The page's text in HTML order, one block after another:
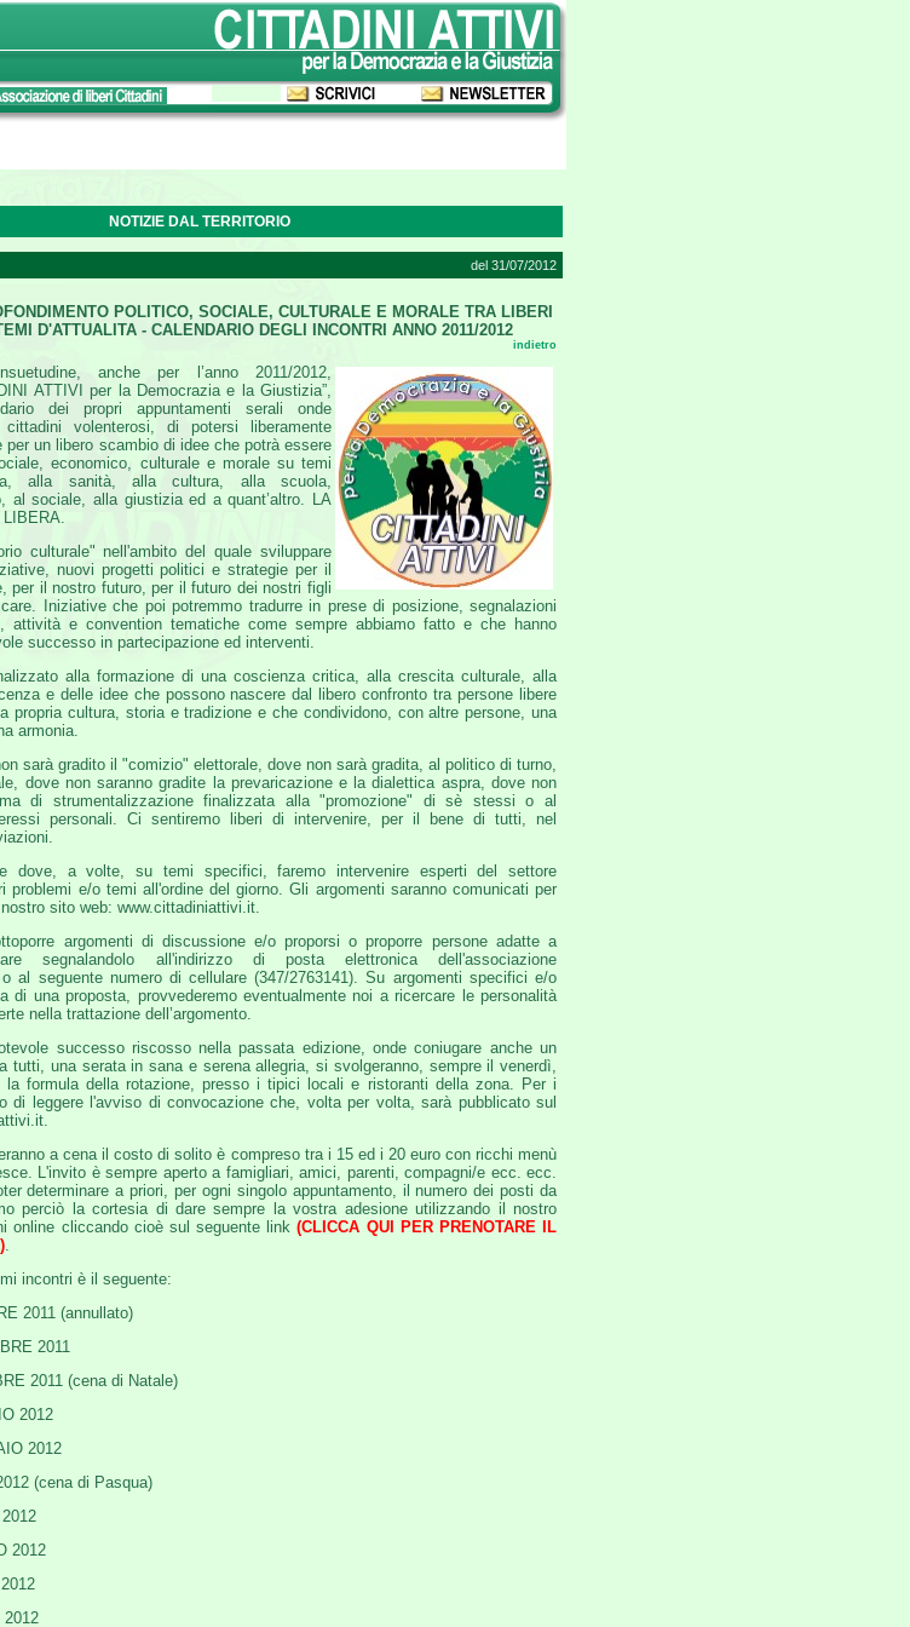
NOTIZIE DAL TERRITORIO
del 31/07/2012
POLITICO, SOCIALE, CULTURALE E MORALE TRA LIBERI
D'ATTUALITA - CALENDARIO DEGLI INCONTRI ANNO 2011/2012
indietro
anche per l’anno 2011/2012,
ATTIVI per la Democrazia e la Giustizia”,
dei propri appuntamenti serali onde
volenterosi, di potersi liberamente
per un libero scambio di idee che potrà essere
economico, culturale e morale su temi
alla sanità, alla cultura, alla scuola,
al sociale, alla giustizia ed a quant’altro. LA
LIBERA.
culturale" nell'ambito del quale sviluppare
nuovi progetti politici e strategie per il
per il nostro futuro, per il futuro dei nostri figli
Iniziative che poi potremmo tradurre in prese di posizione, segnalazioni
attività e convention tematiche come sempre abbiamo fatto e che hanno
successo in partecipazione ed interventi.
alla formazione di una coscienza critica, alla crescita culturale, alla
e delle idee che possono nascere dal libero confronto tra persone libere
propria cultura, storia e tradizione e che condividono, con altre persone, una
armonia.
sarà gradito il "comizio" elettorale, dove non sarà gradita, al politico di turno,
dove non saranno gradite la prevaricazione e la dialettica aspra, dove non
di strumentalizzazione finalizzata alla "promozione" di sè stessi o al
personali. Ci sentiremo liberi di intervenire, per il bene di tutti, nel
dove, a volte, su temi specifici, faremo intervenire esperti del settore
problemi e/o temi all'ordine del giorno. Gli argomenti saranno comunicati per
sito web: www.cittadiniattivi.it.
argomenti di discussione e/o proporsi o proporre persone adatte a
segnalandolo all'indirizzo di posta elettronica dell'associazione
al seguente numero di cellulare (347/2763141). Su argomenti specifici e/o
di una proposta, provvederemo eventualmente noi a ricercare le personalità
nella trattazione dell’argomento.
successo riscosso nella passata edizione, onde coniugare anche un
tutti, una serata in sana e serena allegria, si svolgeranno, sempre il venerdì,
formula della rotazione, presso i tipici locali e ristoranti della zona. Per i
di leggere l'avviso di convocazione che, volta per volta, sarà pubblicato sul
a cena il costo di solito è compreso tra i 15 ed i 20 euro con ricchi menù
L'invito è sempre aperto a famigliari, amici, parenti, compagni/e ecc. ecc.
determinare a priori, per ogni singolo appuntamento, il numero dei posti da
perciò la cortesia di dare sempre la vostra adesione utilizzando il nostro
online cliccando cioè sul seguente link(CLICCA QUI PER PRENOTARE IL
.
incontri è il seguente:
2011 (annullato)
2011
2011 (cena di Natale)
2012
2012
(cena di Pasqua)
2012
2012